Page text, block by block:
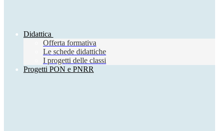
Didattica
Offerta formativa
Le schede didattiche
I progetti delle classi
Progetti PON e PNRR